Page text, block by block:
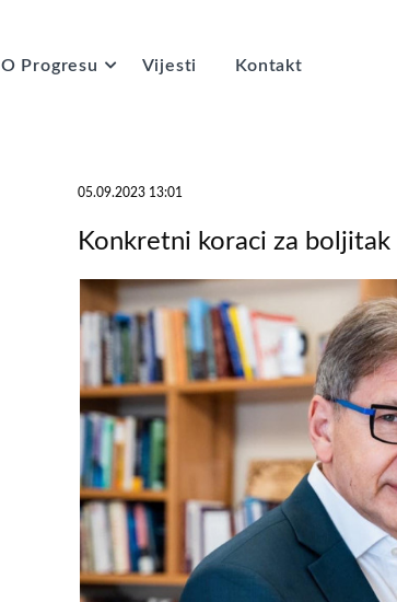
O Progresu Vijesti Kontakt
05.09.2023 13:01
Konkretni koraci za boljitak